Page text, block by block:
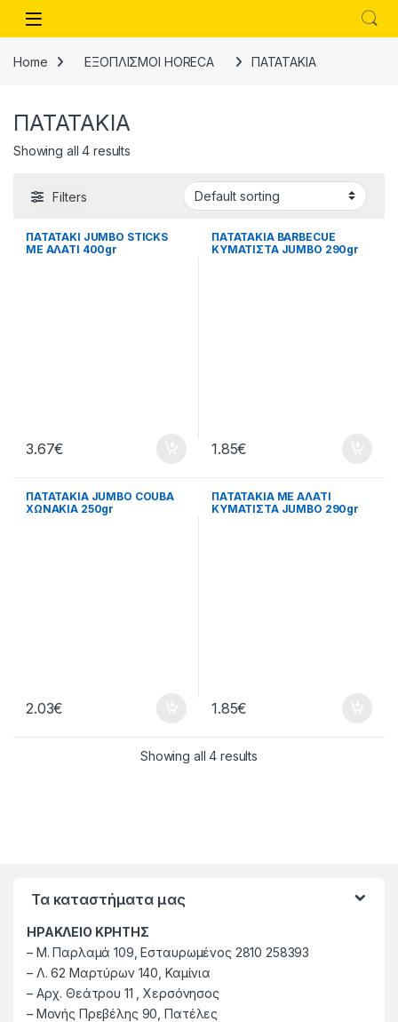
Skip to navigation
Skip to content
Open
Home ΕΞΟΠΛΙΣΜΟΙ HORECA ΠΑΤΑΤΑΚΙΑ
ΠΑΤΑΤΑΚΙΑ
Showing all 4 results
Filters
ΠΑΤΑΤΑΚΙ JUMBO STICKS
ΜΕ ΑΛΑΤΙ 400gr
3.67€
ΠΑΤΑΤΑΚΙΑ BARBECUE
ΚΥΜΑΤΙΣΤΑ JUMBO 290gr
1.85€
ΠΑΤΑΤΑΚΙΑ JUMBO COUBA
ΧΩΝΑΚΙΑ 250gr
2.03€
ΠΑΤΑΤΑΚΙΑ ΜΕ ΑΛΑΤΙ
ΚΥΜΑΤΙΣΤΑ JUMBO 290gr
1.85€
Showing all 4 results
Τα καταστήματα μας
ΗΡΑΚΛΕΙΟ ΚΡΗΤΗΣ
– M. Παρλαμά 109, Εσταυρωμένος 2810 258393
–Λ. 62 Μαρτύρων 140, Καμίνια
– Αρχ. Θεάτρου 11 , Χερσόνησος
– Μονής Πρεβέλης 90, Πατέλες